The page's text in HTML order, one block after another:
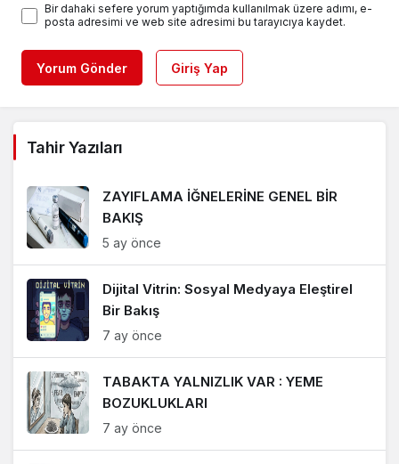
Bir dahaki sefere yorum yaptığımda kullanılmak üzere adımı, e-
posta adresimi ve web site adresimi bu tarayıcıya kaydet.
Yorum Gönder Giriş Yap
Tahir Yazıları
ZAYIFLAMA İĞNELERİNE GENEL BİR
BAKIŞ
5 ay önce
Dijital Vitrin: Sosyal Medyaya Eleştirel
Bir Bakış
7 ay önce
TABAKTA YALNIZLIK VAR : YEME
BOZUKLUKLARI
7 ay önce